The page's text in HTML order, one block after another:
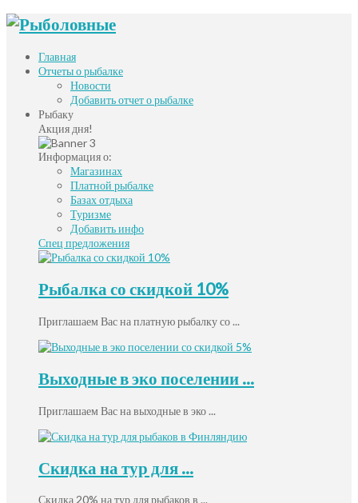
Главная
Отчеты о рыбалке
Новости
Добавить отчет о рыбалке
Рыбаку
Акция дня!
Информация о:
Магазинах
Платной рыбалке
Базах отдыха
Туризме
Добавить инфо
Спец предложения
Рыбалка со скидкой 10%
Приглашаем Вас на платную рыбалку со ...
Выходные в эко поселении ...
Приглашаем Вас на выходные в эко ...
Скидка на тур для ...
Скидка 20% на тур для рыбаков в ...